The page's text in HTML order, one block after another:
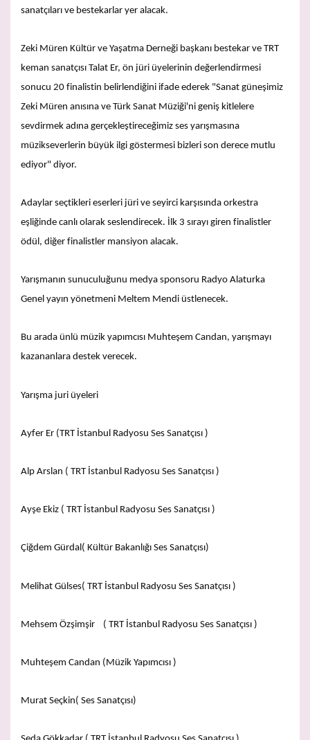
sanatçıları ve bestekarlar yer alacak.
Zeki Müren Kültür ve Yaşatma Derneği başkanı bestekar ve TRT
keman sanatçısı Talat Er, ön jüri üyelerinin değerlendirmesi
sonucu 20 finalistin belirlendiğini ifade ederek "Sanat güneşimiz
Zeki Müren anısına ve Türk Sanat Müziği'ni geniş kitlelere
sevdirmek adına gerçekleştireceğimiz ses yarışmasına
müzikseverlerin büyük ilgi göstermesi bizleri son derece mutlu
ediyor" diyor.
Adaylar seçtikleri eserleri jüri ve seyirci karşısında orkestra
eşliğinde canlı olarak seslendirecek. İlk 3 sırayı giren finalistler
ödül, diğer finalistler mansiyon alacak.
Yarışmanın sunuculuğunu medya sponsoru Radyo Alaturka
Genel yayın yönetmeni Meltem Mendi üstlenecek.
Bu arada ünlü müzik yapımcısı Muhteşem Candan, yarışmayı
kazananlara destek verecek.
Yarışma juri üyeleri
Ayfer Er (TRT İstanbul Radyosu Ses Sanatçısı )
Alp Arslan ( TRT İstanbul Radyosu Ses Sanatçısı )
Ayşe Ekiz ( TRT İstanbul Radyosu Ses Sanatçısı )
Çiğdem Gürdal( Kültür Bakanlığı Ses Sanatçısı)
Melihat Gülses( TRT İstanbul Radyosu Ses Sanatçısı )
Mehsem Özşimşir ( TRT İstanbul Radyosu Ses Sanatçısı )
Muhteşem Candan (Müzik Yapımcısı )
Murat Seçkin( Ses Sanatçısı)